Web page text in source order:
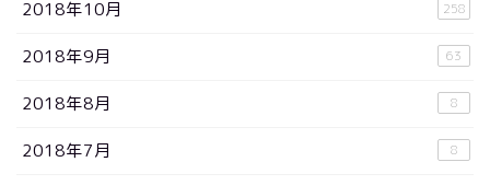
2018年10月 258
2018年9月 63
2018年8月 8
2018年7月 8